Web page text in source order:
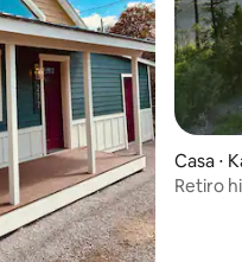
Casa ⋅
Retiro